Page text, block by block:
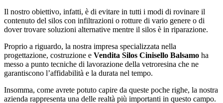
Il nostro obiettivo, infatti, è di evitare in tutti i modi di rovinare il
contenuto del silos con infiltrazioni o rotture di vario genere o di
dover trovare soluzioni alternative mentre il silos è in riparazione.
Proprio a riguardo, la nostra impresa specializzata nella
progettazione, costruzione e Vendita Silos Cinisello Balsamo ha
messo a punto tecniche di lavorazione della vetroresina che ne
garantiscono l’affidabilità e la durata nel tempo.
Insomma, come avrete potuto capire da queste poche righe, la nostra
azienda rappresenta una delle realtà più importanti in questo campo.